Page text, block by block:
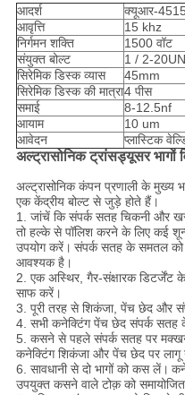
आदर्श
क्यूआर-
आवृत्ति
15 khz
निर्गमन शक्ति
1500 वॉट
संयुक्त बोल्ट
1 / 2-
सिरेमिक डिस्क व्यास
45mm
सिरेमिक डिस्क की मात्रा4 पीस
समाई
8-12.5nf
आयाम
10 um
आवेदन
प्लास्टिक
अल्ट्रासोनिक ट्रांसड्यूसर भागों
अल्ट्रासोनिक कंपन प्रणाली के मुख्य
एक केंद्रीय बोल्ट से जुड़े होते हैं।
1. जांचें कि संपर्क सतह चिकनी और
तो हल्के से पॉलिश करने के लिए कई
उपयोग करें। संपर्क सतह के समतल को
आवश्यक है।
2. एक अस्थिर, गैर-संक्षारक
साफ करें।
3. पूरी तरह से शिकंजा, पेंच छेद और
4. सभी कनेक्टिंग पेंच छेद संपर्क सतह के
5. कसने से पहले संपर्क सतह पर
कनेक्टिंग शिकंजा और पेंच छेद पर लागू
6. सावधानी से दो भागों को कस लें।
उपयुक्त कसने वाले टोक़ को